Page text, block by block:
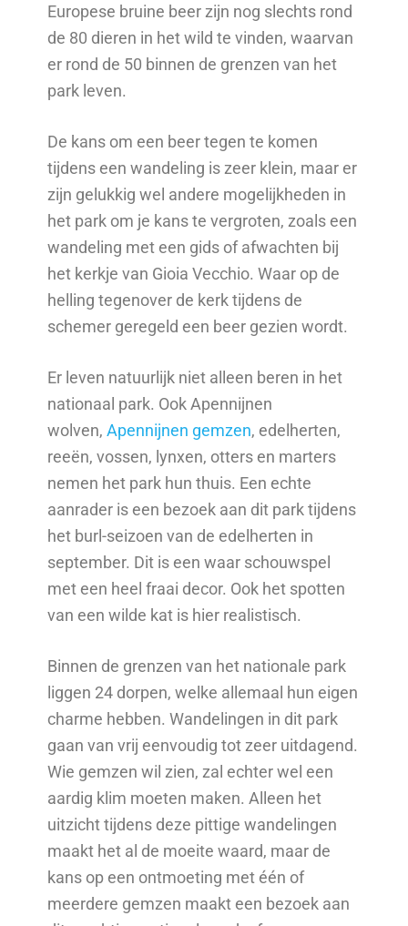
Europese bruine beer zijn nog slechts rond
de 80 dieren in het wild te vinden, waarvan
er rond de 50 binnen de grenzen van het
park leven.
De kans om een beer tegen te komen
tijdens een wandeling is zeer klein, maar er
zijn gelukkig wel andere mogelijkheden in
het park om je kans te vergroten, zoals een
wandeling met een gids of afwachten bij
het kerkje van Gioia Vecchio. Waar op de
helling tegenover de kerk tijdens de
schemer geregeld een beer gezien wordt.
Er leven natuurlijk niet alleen beren in het
nationaal park. Ook Apennijnen
wolven,Apennijnen gemzen, edelherten,
reeën, vossen, lynxen, otters en marters
nemen het park hun thuis. Een echte
aanrader is een bezoek aan dit park tijdens
het burl-seizoen van de edelherten in
september. Dit is een waar schouwspel
met een heel fraai decor. Ook het spotten
van een wilde kat is hier realistisch.
Binnen de grenzen van het nationale park
liggen 24 dorpen, welke allemaal hun eigen
charme hebben. Wandelingen in dit park
gaan van vrij eenvoudig tot zeer uitdagend.
Wie gemzen wil zien, zal echter wel een
aardig klim moeten maken. Alleen het
uitzicht tijdens deze pittige wandelingen
maakt het al de moeite waard, maar de
kans op een ontmoeting met één of
meerdere gemzen maakt een bezoek aan